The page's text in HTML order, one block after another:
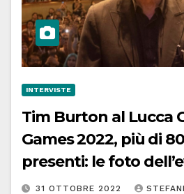
INTERVISTE
Tim Burton al Lucca
Games 2022, più di
presenti: le foto
31 OTTOBRE 2022